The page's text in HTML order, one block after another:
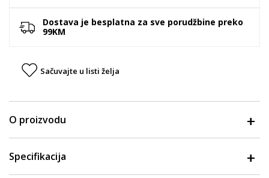
Dostava je besplatna za sve porudžbine preko
99KM
Sačuvajte u listi želja
O proizvodu
Specifikacija